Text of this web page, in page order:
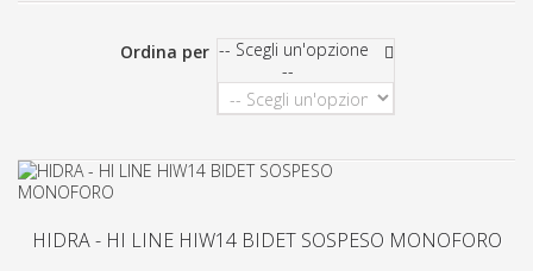
Ordina per -- Scegli un'opzione
--
HIDRA - HI LINE HIW14 BIDET SOSPESO MONOFORO